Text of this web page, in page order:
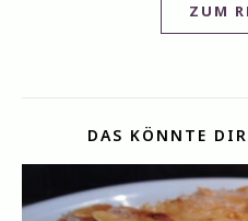
ZUM
DAS KÖNNTE